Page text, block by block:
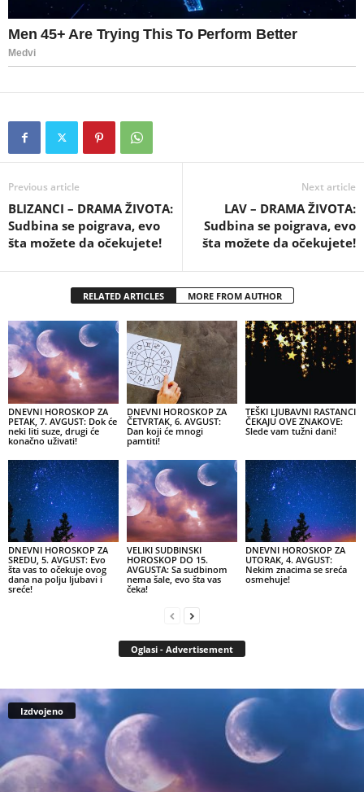
Previous article
BLIZANCI – DRAMA ŽIVOTA:
Sudbina se poigrava, evo
šta možete da očekujete!
Next article
LAV – DRAMA ŽIVOTA:
Sudbina se poigrava, evo
šta možete da očekujete!
RELATED ARTICLES MORE FROM AUTHOR
DNEVNI HOROSKOP ZA
PETAK, 7. AVGUST: Dok će
neki liti suze, drugi će
konačno uživati!
DNEVNI HOROSKOP ZA
ČETVRTAK, 6. AVGUST:
Dan koji će mnogi
pamtiti!
TEŠKI LJUBAVNI RASTANCI
ČEKAJU OVE ZNAKOVE:
Slede vam tužni dani!
DNEVNI HOROSKOP ZA
SREDU, 5. AVGUST: Evo
šta vas to očekuje ovog
dana na polju ljubavi i
sreće!
VELIKI SUDBINSKI
HOROSKOP DO 15.
AVGUSTA: Sa sudbinom
nema šale, evo šta vas
čeka!
DNEVNI HOROSKOP ZA
UTORAK, 4. AVGUST:
Nekim znacima se sreća
osmehuje!
Oglasi - Advertisement
Izdvojeno